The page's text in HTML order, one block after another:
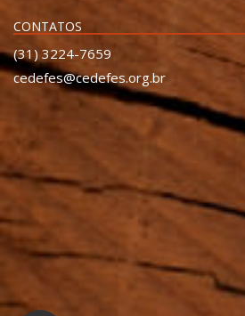
CONTATOS
(31) 3224-7659
cedefes@cedefes.org.br